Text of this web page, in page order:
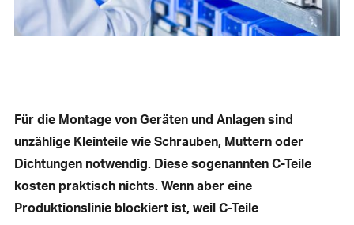
Für die Montage von Geräten und Anlagen sind
unzählige Kleinteile wie Schrauben, Muttern oder
Dichtungen notwendig. Diese sogenannten C-Teile
kosten praktisch nichts. Wenn aber eine
Produktionslinie blockiert ist, weil C-Teile